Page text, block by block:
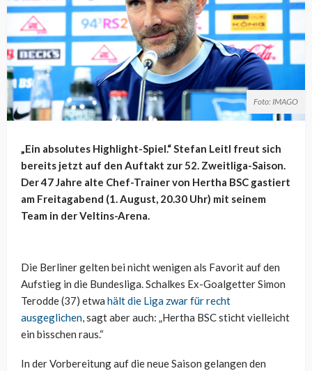
Foto: IMAGO
„Ein absolutes Highlight-Spiel.“ Stefan Leitl freut sich
bereits jetzt auf den Auftakt zur 52. Zweitliga-Saison.
Der 47 Jahre alte Chef-Trainer von Hertha BSC gastiert
am Freitagabend (1. August, 20.30 Uhr) mit seinem
Team in der Veltins-Arena.
Die Berliner gelten bei nicht wenigen als Favorit auf den
Aufstieg in die Bundesliga. Schalkes Ex-Goalgetter Simon
Terodde (37) etwa hält die Liga zwar für recht
ausgeglichen, sagt aber auch: „Hertha BSC sticht vielleicht
ein bisschen raus.“
In der Vorbereitung auf die neue Saison gelangen den